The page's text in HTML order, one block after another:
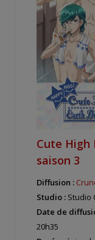
Cute High
saison 3
Diffusion :
Studio : Studio
Date de
20h35